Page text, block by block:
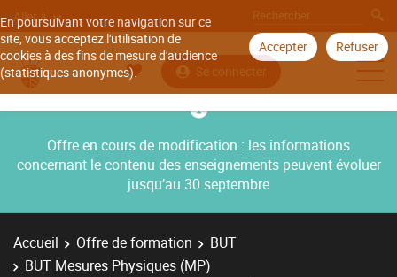
En poursuivant votre navigation sur ce
site, vous acceptez l'utilisation de
cookies à des fins de mesure d'audience
(statistiques anonymes).
Accepter Refuser
Aller à
Se connecter
Offre en cours de modification : les informations
concernant le contenu des enseignements peuvent évoluer
jusqu’au 30 septembre
Accueil Offre de formation
BUT
BUT Mesures Physiques (MP)